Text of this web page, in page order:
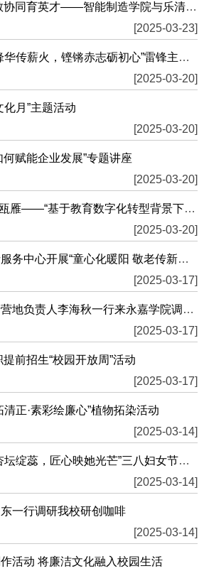
校地融合再升级 产教协同育英才——智能制造学院与乐清市北白象镇签订战略合作协议
[2025-03-23]
永嘉学院举办“光影锋华传薪火，铿锵赤志砺初心”雷锋主题演讲比赛
[2025-03-20]
化月”主题活动
[2025-03-20]
赋能企业发展”专题讲座
[2025-03-20]
会心大讲堂|匠·学:章瓯雁——“基于教育数字化转型背景下高职 数字教材建设及...
[2025-03-20]
智能制造学院志愿者服务中心开展“童心化暖阳 敬老传新风”主题志愿服务活动
[2025-03-17]
中国楠溪江航空飞行营地负责人李海秋一行来永嘉学院调研交流
[2025-03-17]
前招生“校园开放周”活动
[2025-03-17]
正·素彩绘廉心”植物拓染活动
[2025-03-14]
数字经贸学院举办“杏坛绽蕊，匠心映她光芒”三八妇女节主题活动
[2025-03-14]
一行调研我校研创咖啡
[2025-03-14]
活动 将廉洁文化融入校园生活